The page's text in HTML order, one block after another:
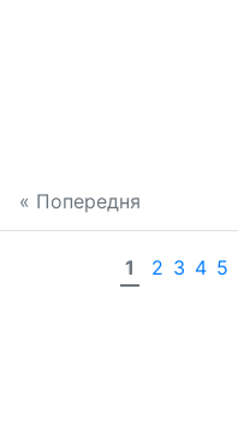
« Попередня
1 2 3 4 5